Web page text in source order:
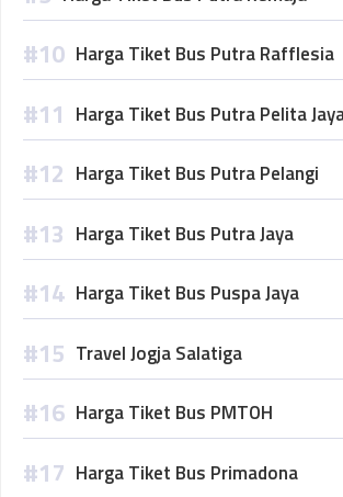
Harga Tiket Bus Putra Rafflesia
Harga Tiket Bus Putra Pelita
Harga Tiket Bus Putra Pelangi
Harga Tiket Bus Putra Jaya
Harga Tiket Bus Puspa Jaya
Travel Jogja Salatiga
Harga Tiket Bus PMTOH
Harga Tiket Bus Primadona